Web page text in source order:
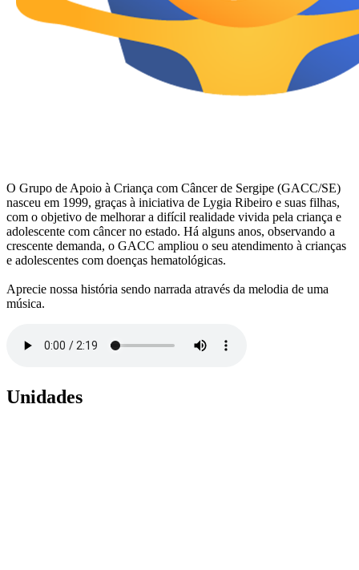
O Grupo de Apoio à Criança com Câncer de Sergipe (GACC/SE)
nasceu em 1999, graças à iniciativa de Lygia Ribeiro e suas filhas,
com o objetivo de melhorar a difícil realidade vivida pela criança e
adolescente com câncer no estado. Há alguns anos, observando a
crescente demanda, o GACC ampliou o seu atendimento à crianças
e adolescentes com doenças hematológicas.
Aprecie nossa história sendo narrada através da melodia de uma
música.
Unidades